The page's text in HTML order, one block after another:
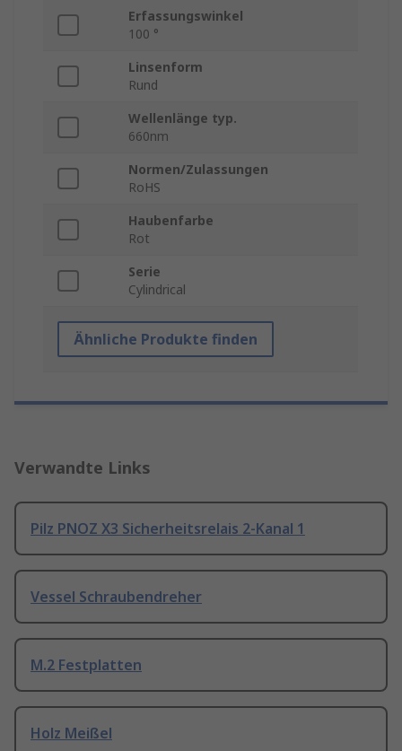
Erfassungswinkel
100 °
Linsenform
Rund
Wellenlänge typ.
660nm
Normen/Zulassungen
RoHS
Haubenfarbe
Rot
Serie
Cylindrical
Ähnliche Produkte finden
Verwandte Links
Pilz PNOZ X3 Sicherheitsrelais 2-Kanal 1
Vessel Schraubendreher
M.2 Festplatten
Holz Meißel